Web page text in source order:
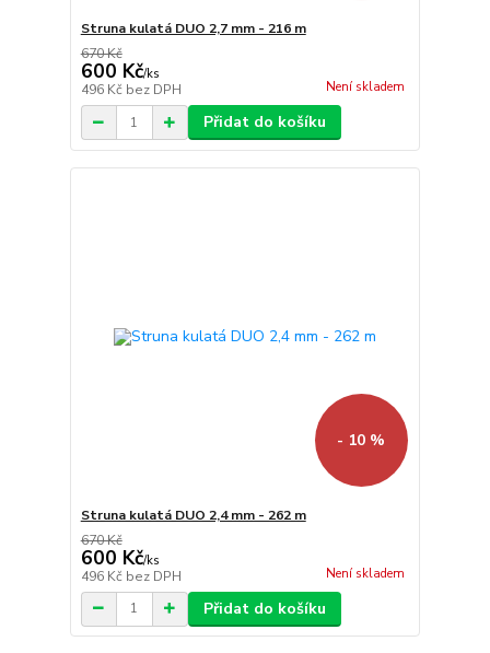
Struna kulatá DUO 2,7 mm - 216 m
670 Kč
600 Kč/ks
496 Kč bez DPH Není skladem
Přidat do košíku
- 10 %
Struna kulatá DUO 2,4 mm - 262 m
670 Kč
600 Kč/ks
496 Kč bez DPH Není skladem
Přidat do košíku